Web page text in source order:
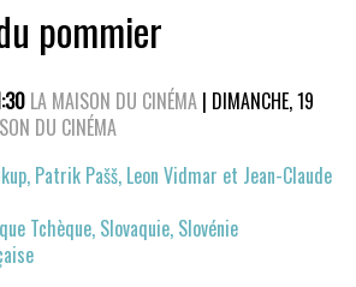
pommier
LA MAISON DU CINÉMA | DIMANCHE, 19
DU CINÉMA
Patrik Pašš, Leon Vidmar et Jean-Claude
Tchèque, Slovaquie, Slovénie